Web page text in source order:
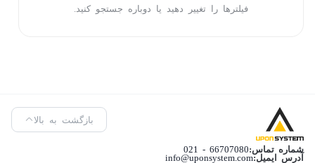
فیلترها را تغییر دهید یا دوباره جستجو کنید.
شماره تماس:66707080 - 021
آدرس ایمیل:info@uponsystem.com
بازگشت به بالا